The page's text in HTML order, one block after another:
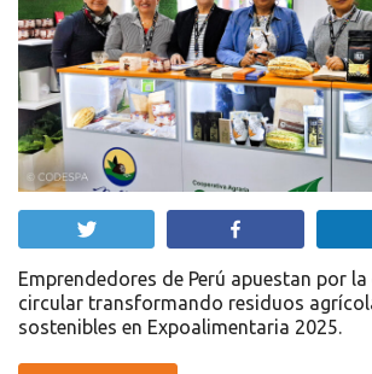
Emprendedores de Perú apuestan por
circular transformando residuos
sostenibles en Expoalimentaria 2025.